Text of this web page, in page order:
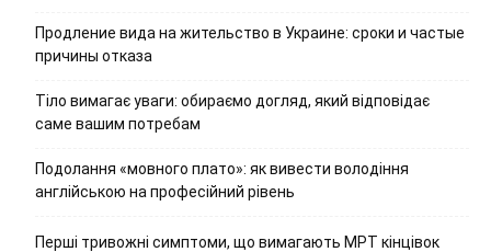
Продление вида на жительство в Украине: сроки и частые
причины отказа
Тіло вимагає уваги: обираємо догляд, який відповідає
саме вашим потребам
Подолання «мовного плато»: як вивести володіння
англійською на професійний рівень
Перші тривожні симптоми, що вимагають МРТ кінцівок